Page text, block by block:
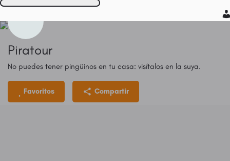
Piratour
No puedes tener pingüinos en tu casa: visítalos en la suya.
Favoritos Compartir